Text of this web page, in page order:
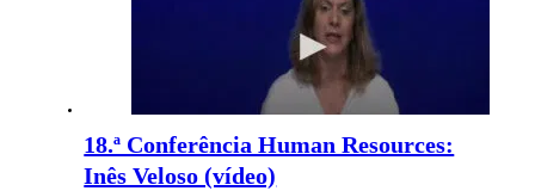
18.ª Conferência Human Resources:
Inês Veloso (vídeo)